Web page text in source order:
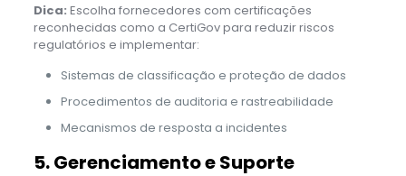
Dica: Escolha fornecedores com certificações
reconhecidas como a CertiGov para reduzir riscos
regulatórios e implementar:
Sistemas de classificação e proteção de dados
Procedimentos de auditoria e rastreabilidade
Mecanismos de resposta a incidentes
5. Gerenciamento e Suporte